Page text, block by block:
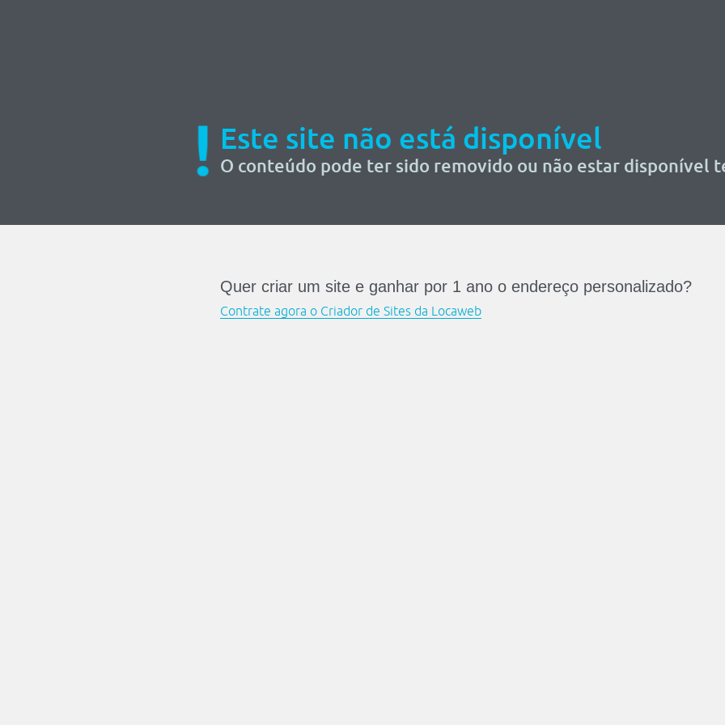
! Este site não está disponível
O conteúdo pode ter sido removido ou não estar disponível
Quer criar um site e ganhar por 1 ano o endereço personalizado?
Contrate agora o Criador de Sites da Locaweb